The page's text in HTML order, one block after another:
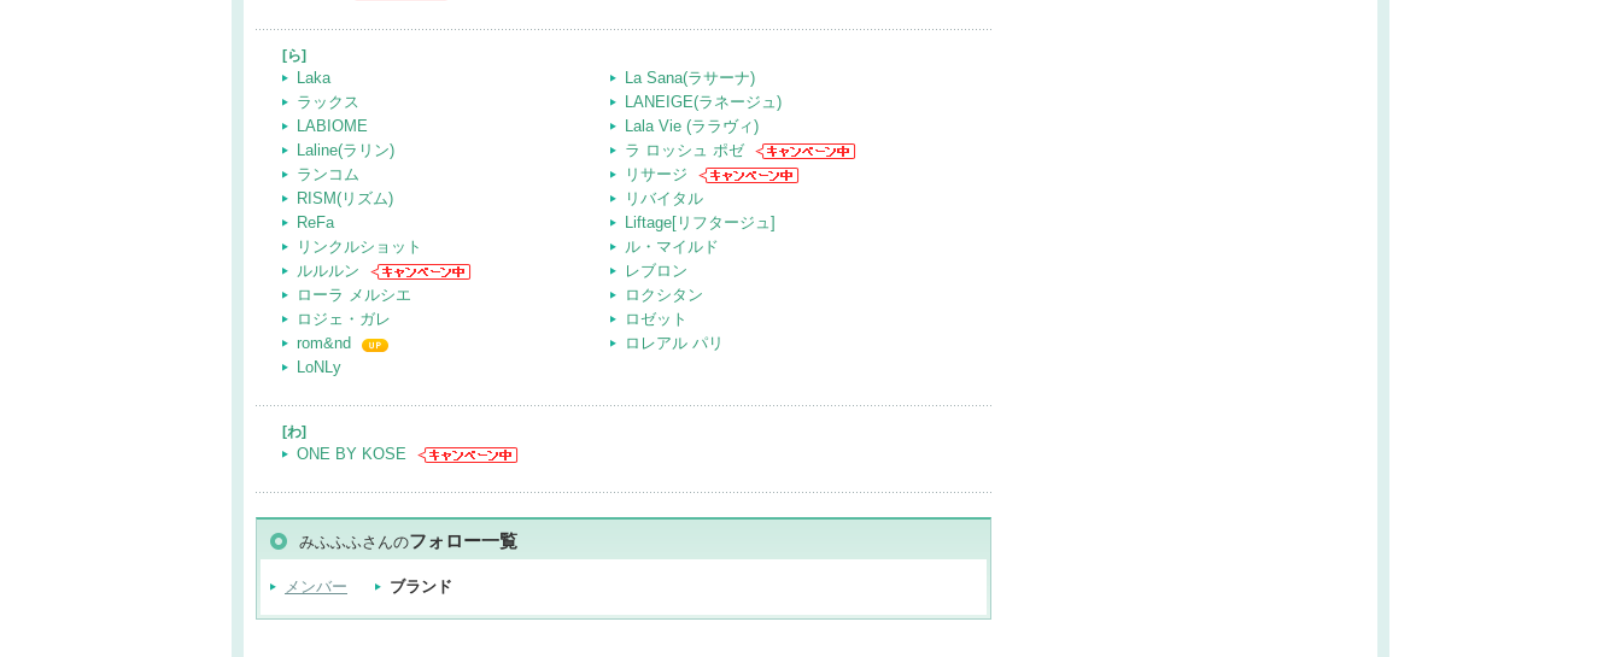
[ら]
Laka
La Sana(ラサーナ)
ラックス
LANEIGE(ラネージュ)
LABIOME
Lala Vie (ララヴィ)
Laline(ラリン)
ラ ロッシュ ポゼ
ランコム
リサージ
RISM(リズム)
リバイタル
ReFa
Liftage[リフタージュ]
リンクルショット
ル・マイルド
ルルルン
レブロン
ローラ メルシエ
ロクシタン
ロジェ・ガレ
ロゼット
rom&nd
ロレアル パリ
LoNLy
[わ]
ONE BY KOSE
みふふふさんのフォロー一覧
メンバー ブランド